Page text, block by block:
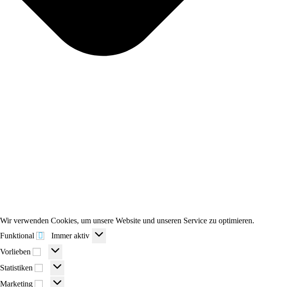
Wir verwenden Cookies, um unsere Website und unseren Service zu optimieren.
Funktional
Funktional
Immer aktiv
Vorlieben
Vorlieben
Statistiken Statistiken
Marketing Marketing